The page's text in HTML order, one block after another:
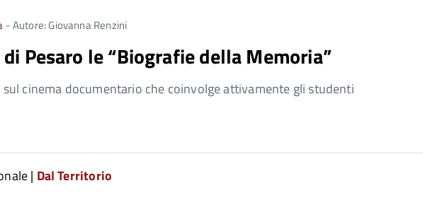
- Autore: Giovanna Renzini
Pesaro le “Biografie della Memoria”
cinema documentario che coinvolge attivamente gli studenti
| Dal Territorio